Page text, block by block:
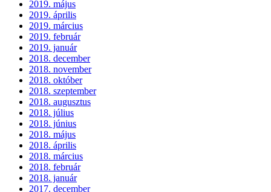
2019. május
2019. április
2019. március
2019. február
2019. január
2018. december
2018. november
2018. október
2018. szeptember
2018. augusztus
2018. július
2018. június
2018. május
2018. április
2018. március
2018. február
2018. január
2017. december